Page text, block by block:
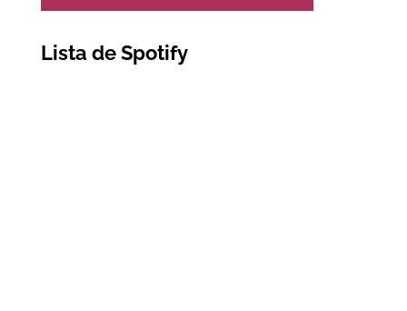
Lista de Spotify